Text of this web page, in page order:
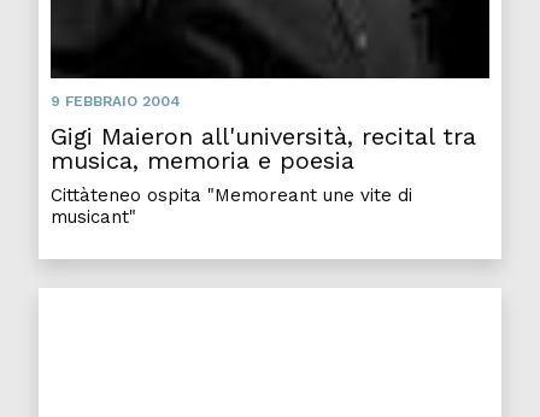
9 FEBBRAIO 2004
Gigi Maieron all'università, recital tra
musica, memoria e poesia
Cittàteneo ospita "Memoreant une vite di
musicant"